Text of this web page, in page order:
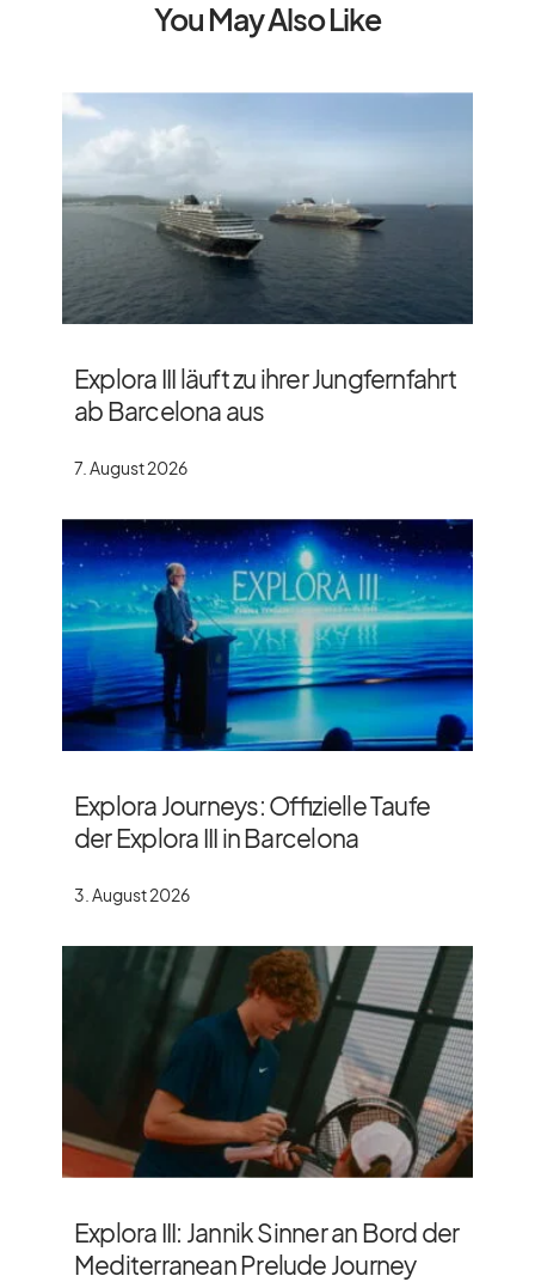
You May Also Like
Explora III läuft zu ihrer Jungfernfahrt
ab Barcelona aus
7. August 2026
Explora Journeys: Offizielle Taufe
der Explora III in Barcelona
3. August 2026
Explora III: Jannik Sinner an Bord der
Mediterranean Prelude Journey